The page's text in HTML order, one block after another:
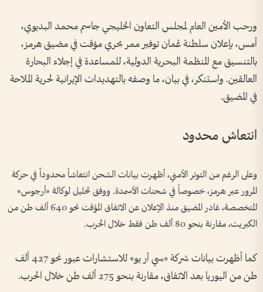
ورحب الأمين العام لمجلس التعاون الخليجي جاسم محمد البديوي،
أمس، بإعلان سلطنة عُمان توفير ممر بحري مؤقت في مضيق هرمز،
بالتنسيق مع المنظمة البحرية الدولية، للمساعدة في إجلاء البحارة
العالقين. واستنكر، في بيان، ما وصفه بالتهديدات الإيرانية لحرية الملاحة
في المضيق.
انتعاش محدود
وعلى الرغم من التوتر الأمني، أظهرت بيانات الشحن انتعاشاً محدوداً في حركة
المرور عبر هرمز، خصوصاً في شحنات الأسمدة. ووفق تحليل لوكالة «أرجوس»
المتخصصة، غادر المضيق منذ الإعلان عن الاتفاق المؤقت نحو 640 ألف طن من
الكبريت، مقارنة بنحو 80 ألف طن فقط خلال الحرب.
كما أظهرت بيانات شركة «سي آر يو» للاستشارات عبور نحو 427 ألف
طن من اليوريا بعد الاتفاق، مقارنة بنحو 275 ألف طن خلال الحرب.